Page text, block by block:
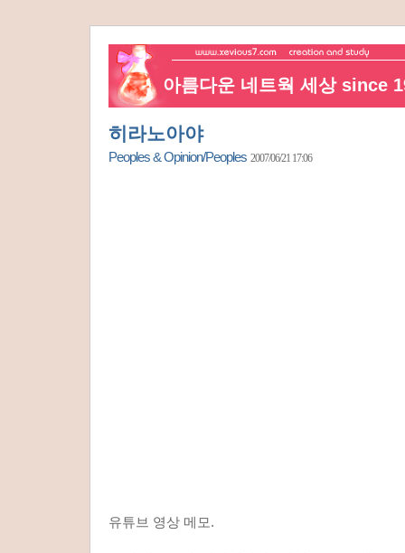
아름다운 네트웍 세상 since
히라노아야
Peoples & Opinion/Peoples 2007/06/21 17:06
유튜브 영상 메모.